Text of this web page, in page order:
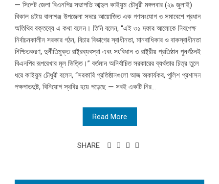
— সিলেট জেলা বিএনপির সভাপতি আব্দুল কাইয়ুম চৌধুরী মঙ্গলবার (২৯ জুলাই)
বিকাল ৪টায় বালাগঞ্জ উপজেলা সদরে আয়োজিত এক গণসংযোগ ও সমাবেশে প্রধান
অতিথির বক্তব্যে এ কথা বলেন। তিনি বলেন, “এই ৩১ দফার আলোকে নিরপেক্ষ
নির্বাচনকালীন সরকার গঠন, বিচার বিভাগের স্বাধীনতা, মানবাধিকার ও বাকস্বাধীনতা
নিশ্চিতকরণ, দুর্নীতিমুক্ত রাষ্ট্রব্যবস্থা এবং সংবিধান ও রাষ্ট্রীয় প্রতিষ্ঠান পুনর্গঠনই
বিএনপির রূপরেখার মূল ভিত্তি।” বর্তমান অনির্বাচিত সরকারের ব্যর্থতার চিত্র তুলে
ধরে কাইয়ুম চৌধুরী বলেন, “সরকারি প্রতিষ্ঠানগুলো আজ অকার্যকর, পুলিশ প্রশাসন
পক্ষপাতদুষ্ট, বিনিয়োগ স্থবির হয়ে পড়েছে — সবই একটি নির...
Read More
SHARE